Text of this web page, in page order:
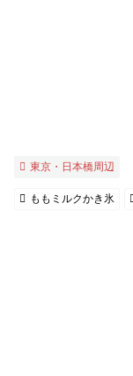
東京・日本橋周辺
ももミルクかき氷